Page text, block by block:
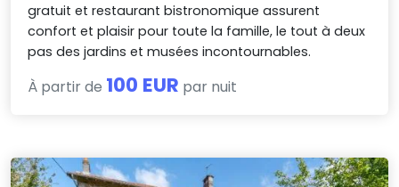
gratuit et restaurant bistronomique assurent
confort et plaisir pour toute la famille, le tout à deux
pas des jardins et musées incontournables.
À partir de 100 EUR par nuit